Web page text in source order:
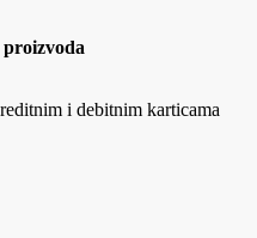
i debitnim karticama